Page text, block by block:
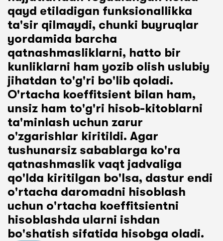
qayd etiladigan funksionallikka
ta'sir qilmaydi, chunki buyruqlar
yordamida barcha
qatnashmasliklarni, hatto bir
kunliklarni ham yozib olish uslubiy
jihatdan to'g'ri bo'lib qoladi.
O'rtacha koeffitsient bilan ham,
unsiz ham to'g'ri hisob-kitoblarni
ta'minlash uchun zarur
o'zgarishlar kiritildi. Agar
tushunarsiz sabablarga ko'ra
qatnashmaslik vaqt jadvaliga
qo'lda kiritilgan bo'lsa, dastur endi
o'rtacha daromadni hisoblash
uchun o'rtacha koeffitsientni
hisoblashda ularni ishdan
bo'shatish sifatida hisobga oladi.